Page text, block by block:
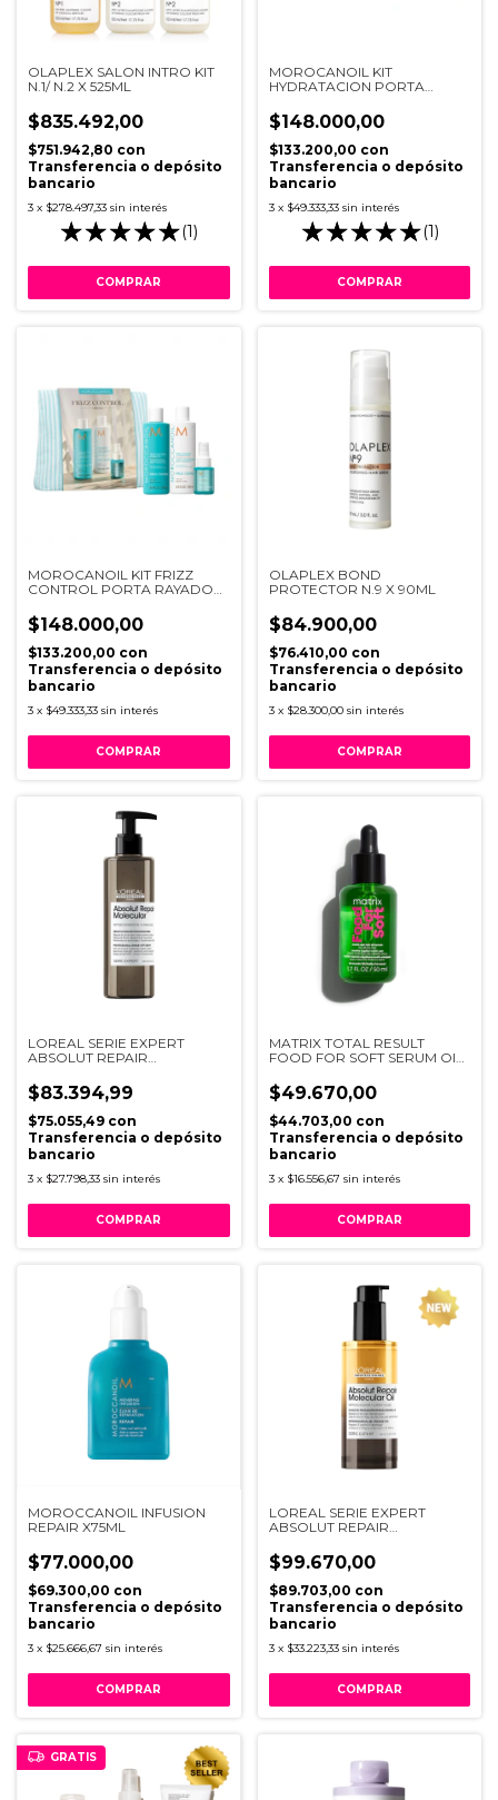
OLAPLEX SALON INTRO KIT
N.1/ N.2 X 525ML
$835.492,00
$751.942,80 con
Transferencia o depósito
bancario
3 x $278.497,33 sin interés
(1)
MOROCANOIL KIT
HYDRATACION PORTA
$148.000,00
$133.200,00 con
Transferencia o depósito
bancario
3 x $49.333,33 sin interés
(1)
MOROCANOIL KIT FRIZZ
CONTROL PORTA RAYADO
$148.000,00
$133.200,00 con
Transferencia o depósito
bancario
3 x $49.333,33 sin interés
OLAPLEX BOND
PROTECTOR N.9 X 90ML
$84.900,00
$76.410,00 con
Transferencia o depósito
bancario
3 x $28.300,00 sin interés
LOREAL SERIE EXPERT
ABSOLUT REPAIR
V034
$83.394,99
$75.055,49 con
Transferencia o depósito
bancario
3 x $27.798,33 sin interés
MATRIX TOTAL RESULT
FOOD FOR SOFT SERUM OIL
$49.670,00
$44.703,00 con
Transferencia o depósito
bancario
3 x $16.556,67 sin interés
MOROCCANOIL INFUSION
REPAIR X75ML
$77.000,00
$69.300,00 con
Transferencia o depósito
bancario
3 x $25.666,67 sin interés
LOREAL SERIE EXPERT
ABSOLUT REPAIR
$99.670,00
$89.703,00 con
Transferencia o depósito
bancario
3 x $33.223,33 sin interés
GRATIS